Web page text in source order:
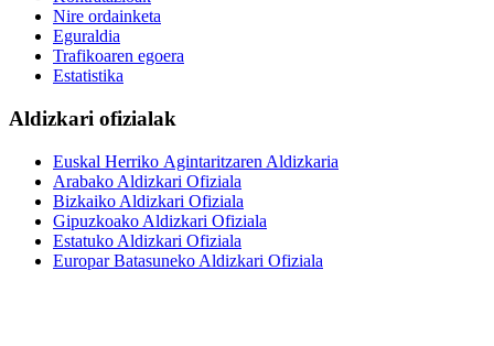
Nire ordainketa
Eguraldia
Trafikoaren egoera
Estatistika
Aldizkari ofizialak
Euskal Herriko Agintaritzaren Aldizkaria
Arabako Aldizkari Ofiziala
Bizkaiko Aldizkari Ofiziala
Gipuzkoako Aldizkari Ofiziala
Estatuko Aldizkari Ofiziala
Europar Batasuneko Aldizkari Ofiziala